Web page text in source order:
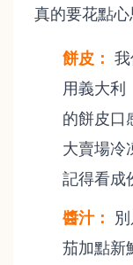
真的要花點心
餅皮：
用義大利
的餅皮口
大賣場冷
記得看成
醬汁：
茄加點新